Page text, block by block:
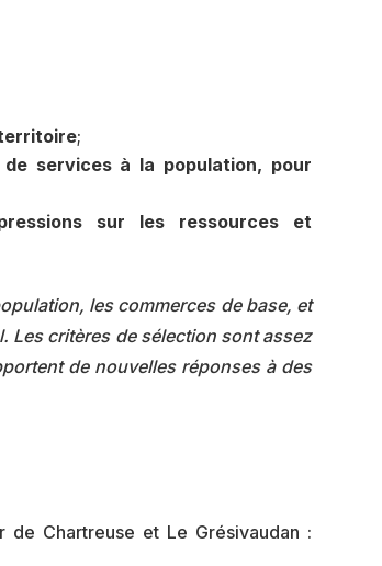
;
services à la population, pour
sur les ressources et
les commerces de base, et
Les critères de sélection sont assez
de nouvelles réponses à des
Chartreuse et Le Grésivaudan :